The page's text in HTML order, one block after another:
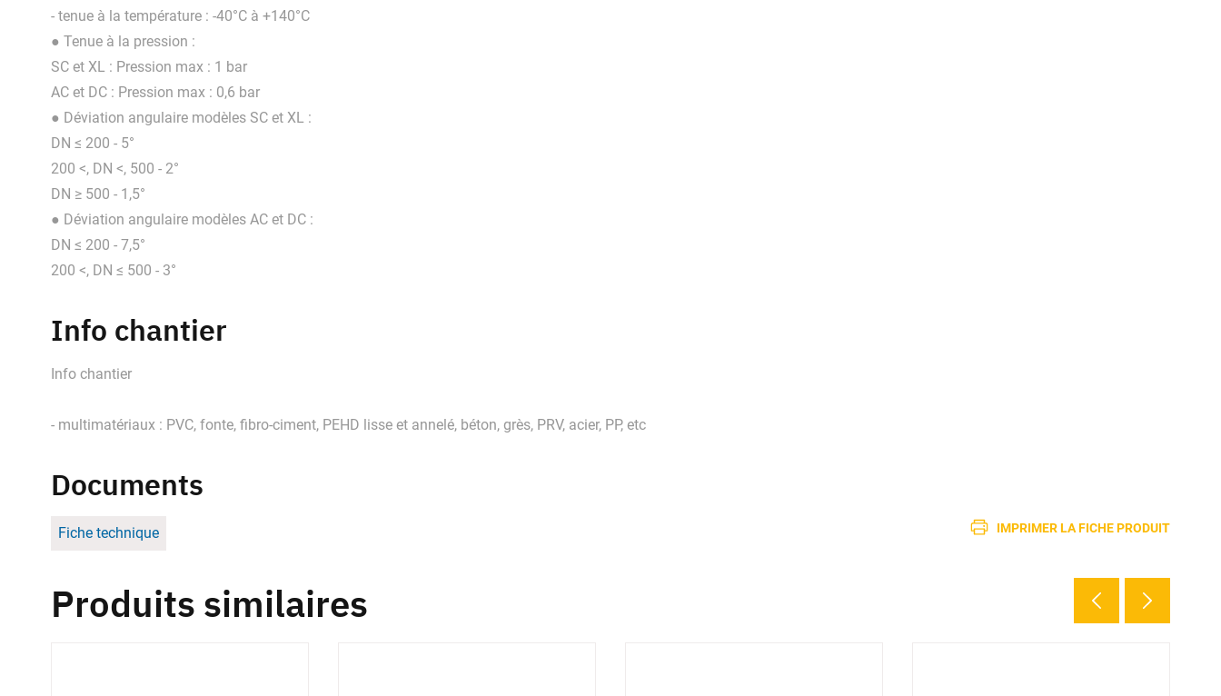
- tenue à la température : -40°C à +140°C
● Tenue à la pression :
SC et XL : Pression max : 1 bar
AC et DC : Pression max : 0,6 bar
● Déviation angulaire modèles SC et XL :
DN ≤ 200 - 5°
200 <, DN <, 500 - 2°
DN ≥ 500 - 1,5°
● Déviation angulaire modèles AC et DC :
DN ≤ 200 - 7,5°
200 <, DN ≤ 500 - 3°
Info chantier
Info chantier
- multimatériaux : PVC, fonte, fibro-ciment, PEHD lisse et annelé, béton, grès, PRV, acier, PP, etc
Documents
Fiche technique IMPRIMER LA FICHE PRODUIT
Produits similaires